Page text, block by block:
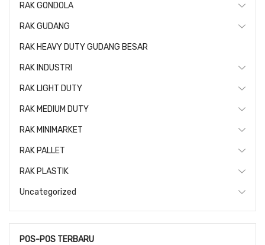
RAK GONDOLA
RAK GUDANG
RAK HEAVY DUTY GUDANG BESAR
RAK INDUSTRI
RAK LIGHT DUTY
RAK MEDIUM DUTY
RAK MINIMARKET
RAK PALLET
RAK PLASTIK
Uncategorized
POS-POS TERBARU